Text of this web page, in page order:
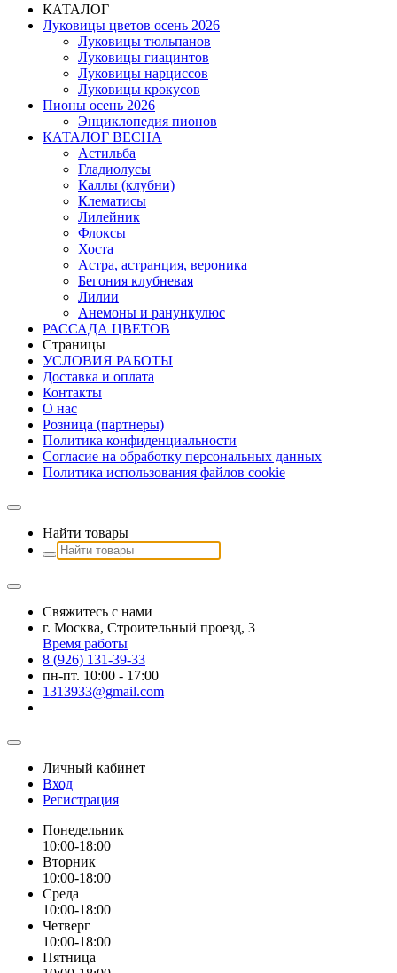
КАТАЛОГ
Луковицы цветов осень 2026
Луковицы тюльпанов
Луковицы гиацинтов
Луковицы нарциссов
Луковицы крокусов
Пионы осень 2026
Энциклопедия пионов
КАТАЛОГ ВЕСНА
Астильба
Гладиолусы
Каллы (клубни)
Клематисы
Лилейник
Флоксы
Хоста
Астра, астранция, вероника
Бегония клубневая
Лилии
Анемоны и ранункулюс
РАССАДА ЦВЕТОВ
Страницы
УСЛОВИЯ РАБОТЫ
Доставка и оплата
Контакты
О наc
Розница (партнеры)
Политика конфиденциальности
Согласие на обработку персональных данных
Политика использования файлов сookie
Найти товары
Свяжитесь с нами
г. Москва, Строительный проезд, 3
Время работы
8 (926) 131-39-33
пн-пт. 10:00 - 17:00
1313933@gmail.com
Личный кабинет
Вход
Регистрация
Понедельник
10:00-18:00
Вторник
10:00-18:00
Среда
10:00-18:00
Четверг
10:00-18:00
Пятница